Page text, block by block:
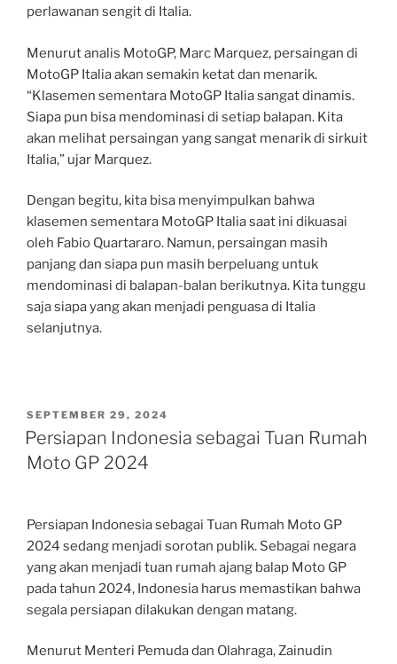
perlawanan sengit di Italia.
Menurut analis MotoGP, Marc Marquez, persaingan di
MotoGP Italia akan semakin ketat dan menarik.
“Klasemen sementara MotoGP Italia sangat dinamis.
Siapa pun bisa mendominasi di setiap balapan. Kita
akan melihat persaingan yang sangat menarik di sirkuit
Italia,” ujar Marquez.
Dengan begitu, kita bisa menyimpulkan bahwa
klasemen sementara MotoGP Italia saat ini dikuasai
oleh Fabio Quartararo. Namun, persaingan masih
panjang dan siapa pun masih berpeluang untuk
mendominasi di balapan-balan berikutnya. Kita tunggu
saja siapa yang akan menjadi penguasa di Italia
selanjutnya.
POSTED
ON
SEPTEMBER 29, 2024
Persiapan Indonesia sebagai Tuan Rumah
Moto GP 2024
Persiapan Indonesia sebagai Tuan Rumah Moto GP
2024 sedang menjadi sorotan publik. Sebagai negara
yang akan menjadi tuan rumah ajang balap Moto GP
pada tahun 2024, Indonesia harus memastikan bahwa
segala persiapan dilakukan dengan matang.
Menurut Menteri Pemuda dan Olahraga, Zainudin